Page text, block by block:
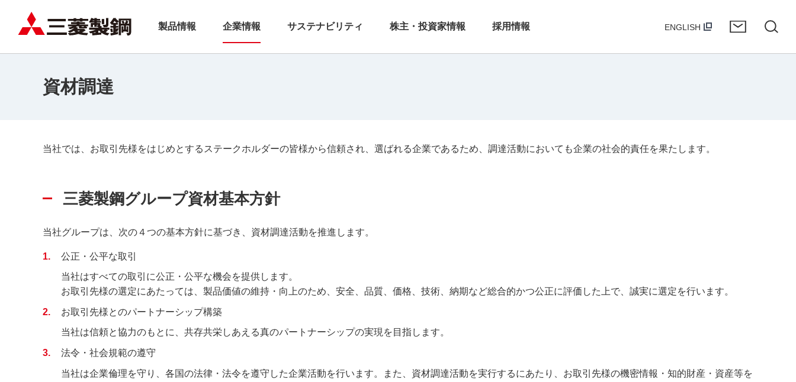
製品情報 企業情報 サステナビリティ 株主・投資家情報 採用情報 ENGLISH
資材調達
当社では、お取引先様をはじめとするステークホルダーの皆様から信頼され、選ばれる企業であるため、調達活動においても企業の社会的責任を果たします。
三菱製鋼グループ資材基本方針
当社グループは、次の４つの基本方針に基づき、資材調達活動を推進します。
1 公正・公平な取引
当社はすべての取引に公正・公平な機会を提供します。
お取引先様の選定にあたっては、製品価値の維持・向上のため、安全、品質、価格、技術、納期など総合的かつ公正に評価した上で、誠実に選定を行います。
2 お取引先様とのパートナーシップ構築
当社は信頼と協力のもとに、共存共栄しあえる真のパートナーシップの実現を目指します。
3 法令・社会規範の遵守
当社は企業倫理を守り、各国の法律・法令を遵守した企業活動を行います。また、資材調達活動を実行するにあたり、お取引先様の機密情報・知的財産・資産等を